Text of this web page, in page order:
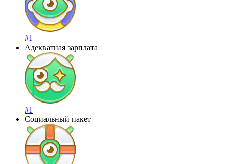
#1
Адекватная зарплата
#1
Социальный пакет